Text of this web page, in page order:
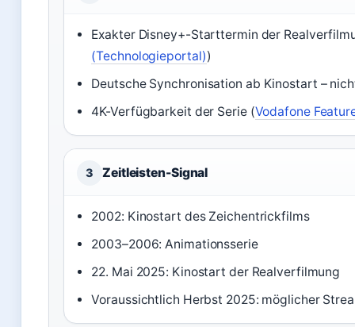
Exakter Disney+-Starttermin der
(Technologieportal))
Deutsche Synchronisation ab Kinostart –
4K-Verfügbarkeit der Serie (Vodafone
3 Zeitleisten-Signal
2002: Kinostart des Zeichentrickfilms
2003–2006: Animationsserie
22. Mai 2025: Kinostart der Realverfilmung
Voraussichtlich Herbst 2025: möglicher